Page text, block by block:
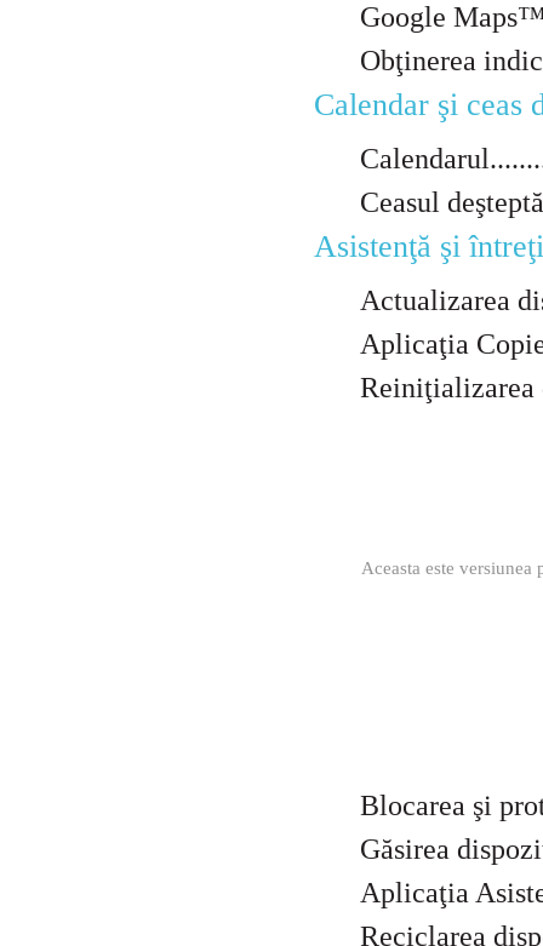
Google
Obţinerea
Calendar şi
Ceasul
Asistenţă şi
Actualizarea
Aplicaţia
Reiniţializarea
Aceasta este
Blocarea şi
Găsirea
Aplicaţia
Reciclarea